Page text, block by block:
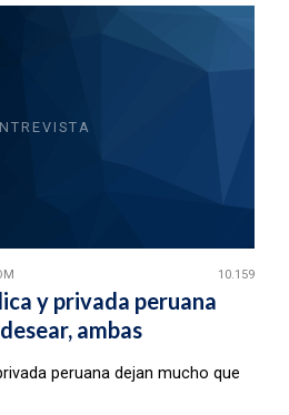
10.159
y privada peruana
ambas
peruana dejan mucho que